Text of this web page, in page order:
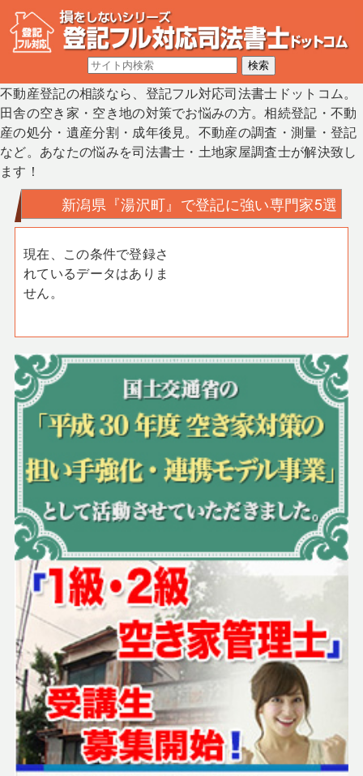
不動産登記の相談なら、登記フル対応司法書士ドットコム。
田舎の空き家・空き地の対策でお悩みの方。相続登記・不動
産の処分・遺産分割・成年後見。不動産の調査・測量・登記
など。あなたの悩みを司法書士・土地家屋調査士が解決致し
ます！
新潟県『湯沢町』で登記に強い専門家5選
現在、この条件で登録さ
れているデータはありま
せん。